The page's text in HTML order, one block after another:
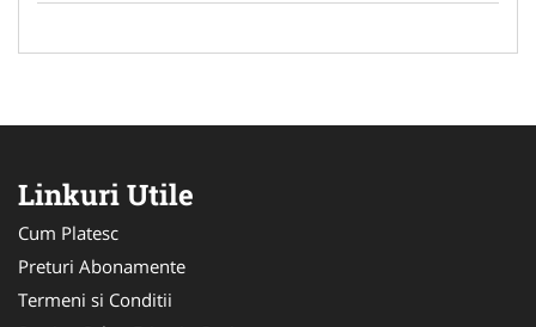
Linkuri Utile
Cum Platesc
Preturi Abonamente
Termeni si Conditii